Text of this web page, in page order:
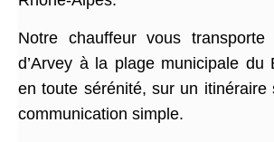
Notre chauffeur vous transporte
d’Arvey à la plage municipale du
en toute sérénité, sur un itinéraire
communication simple.